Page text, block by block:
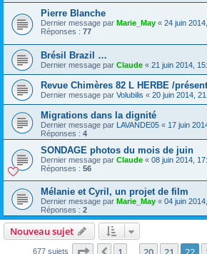
Pierre Blanche
Dernier message par Marie_May « 24 juin
Réponses : 77
Brésil Brazil …
Dernier message par Claude « 21 juin 2014,
Revue Chimères 82 L HERBE /
Dernier message par Volubilis « 20 juin 2014,
Migrations dans la dignité
Dernier message par LAVANDE05 « 17 juin
Réponses : 4
SONDAGE photos du mois de juin
Dernier message par Claude « 08 juin 2014,
Réponses : 56
Mélanie et Cyril, un projet de film
Dernier message par Marie_May « 04 juin
Réponses : 2
Nouveau sujet
677 sujets